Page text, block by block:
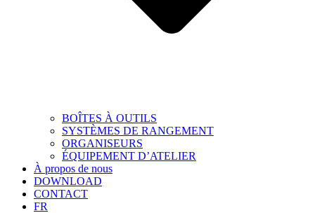
BOÎTES À OUTILS
SYSTÈMES DE RANGEMENT
ORGANISEURS
ÉQUIPEMENT D’ATELIER
À propos de nous
DOWNLOAD
CONTACT
FR